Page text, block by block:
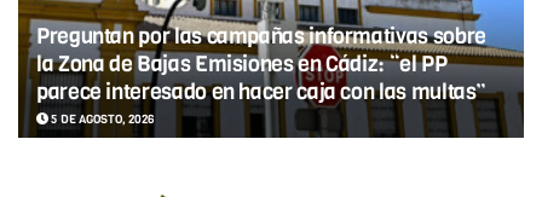
Preguntan por las campañas informativas sobre
la Zona de Bajas Emisiones en Cádiz: “el PP
parece interesado en hacer caja con las multas”
5 DE AGOSTO, 2026